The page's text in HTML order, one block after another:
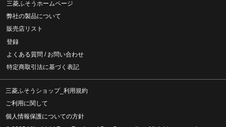
三菱ふそうホームページ
弊社の製品について
販売店リスト
登録
よくある質問 / お問い合わせ
特定商取引法に基づく表記
三菱ふそうショップ_利用規約
ご利用に関して
個人情報保護についての方針